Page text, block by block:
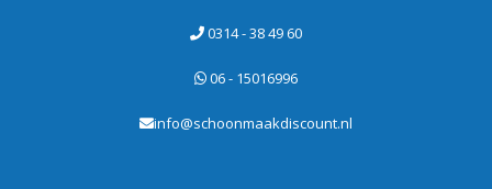
0314 - 38 49 60
06 - 15016996
info@schoonmaakdiscount.nl